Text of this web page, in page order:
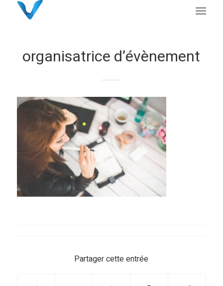
organisatrice d’évènement
Partager cette entrée